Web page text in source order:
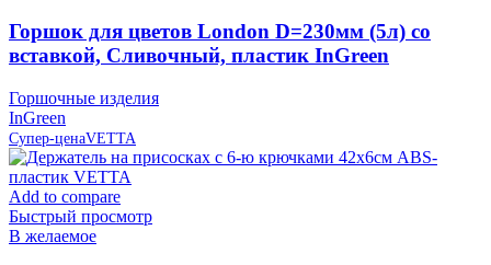
Горшок для цветов London D=230мм (5л) со
вставкой, Сливочный, пластик InGreen
Горшочные изделия
InGreen
Супер-ценаVETTA
Add to compare
Быстрый просмотр
В желаемое